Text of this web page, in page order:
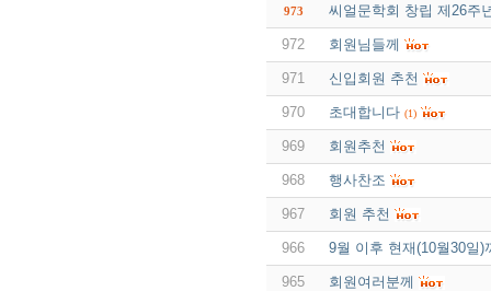
973 씨얼문학회 창립 제26주
972 회원님들께
971 신입회원 추천
970 초대합니다 (1)
969 회원추천
968 행사찬조
967 회원 추천
966 9월 이후 현재(10월30일
965 회원여러분께